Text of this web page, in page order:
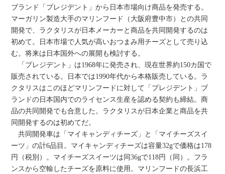
ブランド「プレジデント」から日本市場向け商品を発売する。
マーガリン製造大手のマリンフード（大阪府豊中市）との共同
開発で、ラクタリスが日本メーカーと商品を共同開発するのは
初めて。日本市場で人気が高いおつまみ用チーズとして売り込
む。将来は日本国外への展開も検討する。
「プレジデント」は1968年に発売され、現在世界約150カ国で
販売されている。日本では1990年代から本格販売している。ラ
クタリスはこのほどマリンフードに対して「プレジデント」ブ
ランドの日本国内でのライセンス生産を認める契約も締結。商
品の共同開発でも合意した。ラクタリスが日本企業と商品を共
同開発するのは初めてだ。
共同開発車は「マイキャンディチーズ」と「マイチーズスイ
ーツ」の計6品目。マイキャンディチーズは容量32gで価格は178
円（税別）。マイチーズスイーツは同36gで118円（同）。フラ
ンスから空輸したチーズを原料に使用。マリンフードの長浜工